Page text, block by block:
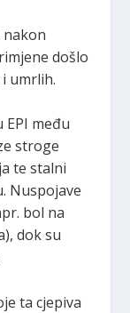
došlo
umrlih.
među
stroge
te stalni
Nuspojave
bol na
dok su
ta cjepiva